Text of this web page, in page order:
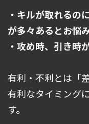
・キルが取れるの
が多々あるとお悩
・攻め時、引き時
有利・不利とは「
有利なタイミング
す。